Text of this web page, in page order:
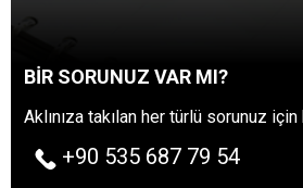
BİR SORUNUZ VAR MI?
Aklınıza takılan her türlü sorunuz için
+90 535 687 79 54